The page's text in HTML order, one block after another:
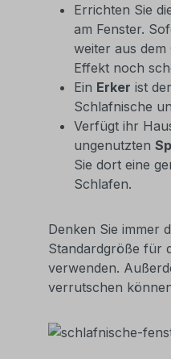
Errichten Sie
am Fenster.
weiter aus dem
Effekt noch
Ein Erker ist
Schlafnische
Verfügt ihr
ungenutzten
Sie dort eine
Schlafen.
Denken Sie immer
Standardgröße für
verwenden.
verrutschen